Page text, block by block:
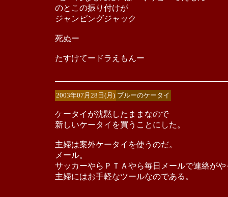
のとこの振り付けが
ジャンピングジャック
死ぬー
たすけてードラえもんー
2003年07月28日(月) ブルーのケータイ
ケータイが沈黙したままなので
新しいケータイを買うことにした。
主婦は案外ケータイを使うのだ。
メール。
サッカーやらＰＴＡやら毎日メールで連絡がや
主婦にはお手軽なツールなのである。